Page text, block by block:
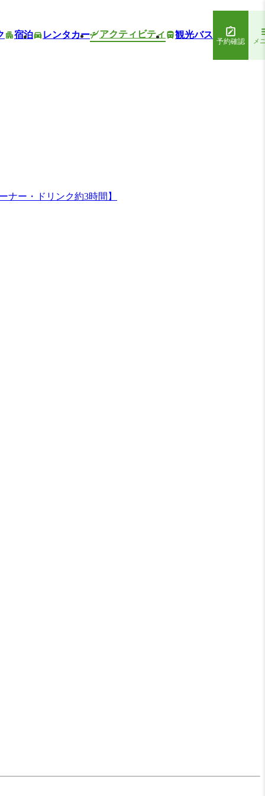
宿泊 レンタカー アクティビティ 観光バス
予約確認 メ
ー・ドリンク約3時間】